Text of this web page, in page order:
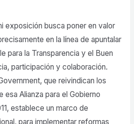
exposición busca poner en valor
en la línea de apuntalar
para la Transparencia y el Buen
participación y colaboración.
que reivindican los
esa Alianza para el Gobierno
establece un marco de
para implementar reformas